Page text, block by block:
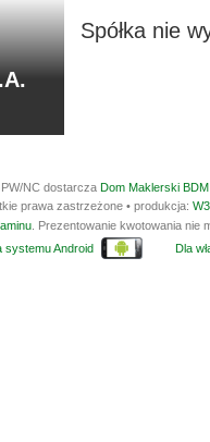
Spółka nie
NC dostarcza Dom Maklerski
prawa zastrzeżone • produkcja:
. Prezentowanie kwotowania
systemu Android Dla